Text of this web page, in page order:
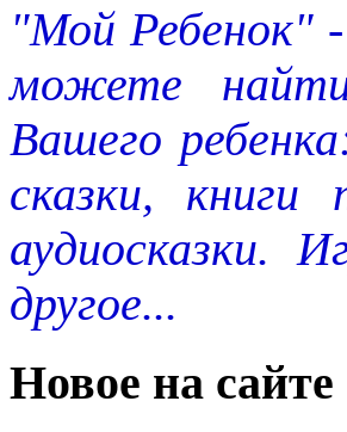
"Мой Ребенок"
можете
Вашего
сказки,
аудиосказки.
другое...
Новое на сайте